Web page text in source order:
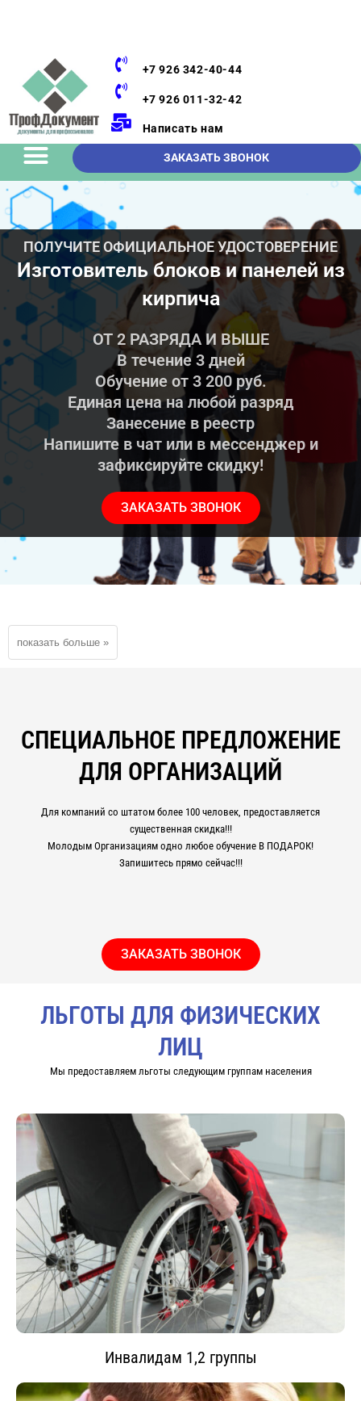
+7 926 342-40-44
+7 926 011-32-42
Написать нам
ЗАКАЗАТЬ ЗВОНОК
ПОЛУЧИТЕ ОФИЦИАЛЬНОЕ УДОСТОВЕРЕНИЕ
Изготовитель блоков и панелей из
кирпича
ОТ 2 РАЗРЯДА И ВЫШЕ
В течение 3 дней
Обучение от 3 200 руб.
Единая цена на любой разряд
Занесение в реестр
Напишите в чат или в мессенджер и
зафиксируйте скидку!
ЗАКАЗАТЬ ЗВОНОК
СПЕЦИАЛЬНОЕ ПРЕДЛОЖЕНИЕ
ДЛЯ ОРГАНИЗАЦИЙ
Для компаний со штатом более 100 человек, предоставляется
существенная скидка!!!
Молодым Организациям одно любое обучение В ПОДАРОК!
Запишитесь прямо сейчас!!!
ЗАКАЗАТЬ ЗВОНОК
ЛЬГОТЫ ДЛЯ ФИЗИЧЕСКИХ
ЛИЦ
Мы предоставляем льготы следующим группам населения
Инвалидам 1,2 группы